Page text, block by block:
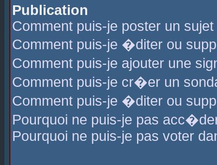
Publication
Comment puis-je poster un
Comment puis-je �diter ou
Comment puis-je ajouter une
Comment puis-je cr�er un
Comment puis-je �diter ou
Pourquoi ne puis-je pas
Pourquoi ne puis-je pas voter